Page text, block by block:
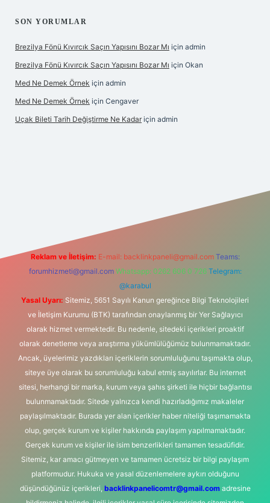
SON YORUMLAR
Brezilya Fönü Kıvırcık Saçın Yapısını Bozar Mı için admin
Brezilya Fönü Kıvırcık Saçın Yapısını Bozar Mı için Okan
Med Ne Demek Örnek için admin
Med Ne Demek Örnek için Cengaver
Uçak Bileti Tarih Değiştirme Ne Kadar için admin
Reklam ve İletişim: E-mail: backlinkpaneli@gmail.com Teams:
forumhizmeti@gmail.com Whatsapp: 0262 606 0 726 Telegram:
@karabul
Yasal Uyarı: Sitemiz, 5651 Sayılı Kanun gereğince Bilgi Teknolojileri
ve İletişim Kurumu (BTK) tarafından onaylanmış bir Yer Sağlayıcı
olarak hizmet vermektedir. Bu nedenle, sitedeki içerikleri proaktif
olarak denetleme veya araştırma yükümlülüğümüz bulunmamaktadır.
Ancak, üyelerimiz yazdıkları içeriklerin sorumluluğunu taşımakta olup,
siteye üye olarak bu sorumluluğu kabul etmiş sayılırlar. Bu internet
sitesi, herhangi bir marka, kurum veya şahıs şirketi ile hiçbir bağlantısı
bulunmamaktadır. Sitede yalnızca kendi hazırladığımız makaleler
paylaşılmaktadır. Burada yer alan içerikler haber niteliği taşımamakta
olup, gerçek kurum ve kişiler hakkında paylaşım yapılmamaktadır.
Gerçek kurum ve kişiler ile isim benzerlikleri tamamen tesadüfidir.
Sitemiz, kar amacı gütmeyen ve tamamen ücretsiz bir bilgi paylaşım
platformudur. Hukuka ve yasal düzenlemelere aykırı olduğunu
düşündüğünüz içerikleri, backlinkpanelicomtr@gmail.comadresine